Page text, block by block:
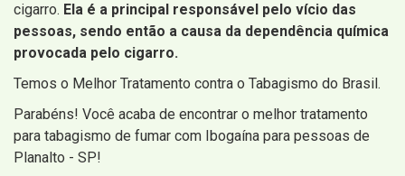
cigarro. Ela é a principal responsável pelo vício das
pessoas, sendo então a causa da dependência química
provocada pelo cigarro.
Temos o Melhor Tratamento contra o Tabagismo do Brasil.
Parabéns! Você acaba de encontrar o melhor tratamento
para tabagismo de fumar com Ibogaína para pessoas de
Planalto - SP!